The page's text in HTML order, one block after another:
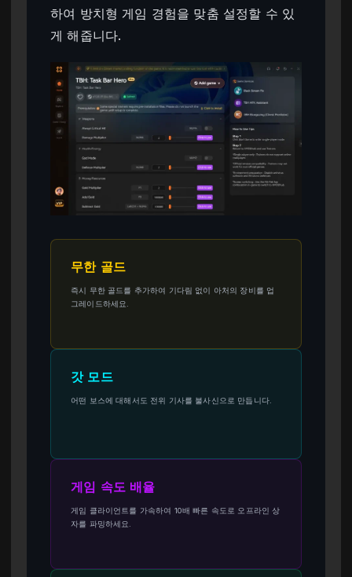
하여 방치형 게임 경험을 맞춤 설정할 수 있
게 해줍니다.
무한 골드
즉시 무한 골드를 추가하여 기다림 없이 아처의 장비를 업
그레이드하세요.
갓 모드
어떤 보스에 대해서도 전위 기사를 불사신으로 만듭니다.
게임 속도 배율
게임 클라이언트를 가속하여 10배 빠른 속도로 오프라인 상
자를 파밍하세요.